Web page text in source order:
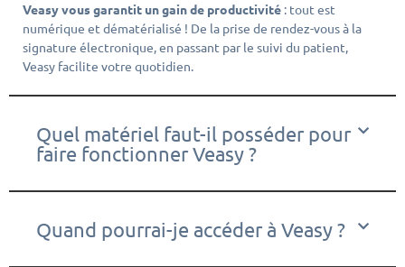
Veasy vous garantit un gain de productivité : tout est
numérique et dématérialisé ! De la prise de rendez-vous à la
signature électronique, en passant par le suivi du patient,
Veasy facilite votre quotidien.
Quel matériel faut-il posséder pour
faire fonctionner Veasy ?
Quand pourrai-je accéder à Veasy ?